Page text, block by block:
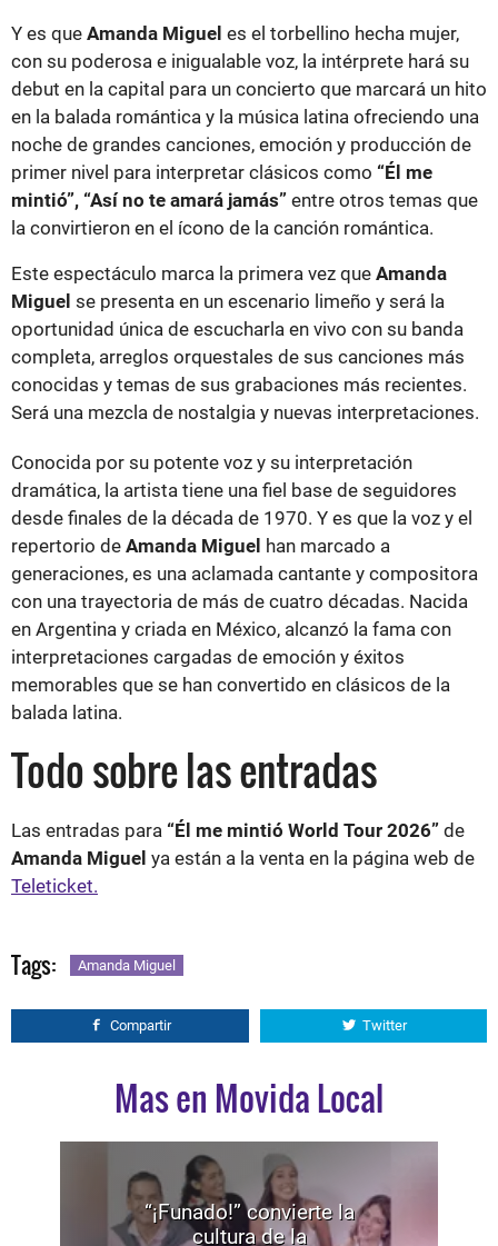
Y es que Amanda Miguel es el torbellino hecha mujer,
con su poderosa e inigualable voz, la intérprete hará su
debut en la capital para un concierto que marcará un hito
en la balada romántica y la música latina ofreciendo una
noche de grandes canciones, emoción y producción de
primer nivel para interpretar clásicos como “Él me
mintió”, “Así no te amará jamás” entre otros temas que
la convirtieron en el ícono de la canción romántica.
Este espectáculo marca la primera vez que Amanda
Miguel se presenta en un escenario limeño y será la
oportunidad única de escucharla en vivo con su banda
completa, arreglos orquestales de sus canciones más
conocidas y temas de sus grabaciones más recientes.
Será una mezcla de nostalgia y nuevas interpretaciones.
Conocida por su potente voz y su interpretación
dramática, la artista tiene una fiel base de seguidores
desde finales de la década de 1970. Y es que la voz y el
repertorio de Amanda Miguel han marcado a
generaciones, es una aclamada cantante y compositora
con una trayectoria de más de cuatro décadas. Nacida
en Argentina y criada en México, alcanzó la fama con
interpretaciones cargadas de emoción y éxitos
memorables que se han convertido en clásicos de la
balada latina.
Todo sobre las entradas
Las entradas para “Él me mintió World Tour 2026” de
Amanda Miguel ya están a la venta en la página web de
Teleticket.
Tags: Amanda Miguel
Compartir Twitter
Mas en Movida Local
“¡Funado!” convierte la
cultura de la